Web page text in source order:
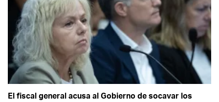
El fiscal general acusa al Gobierno de socavar los